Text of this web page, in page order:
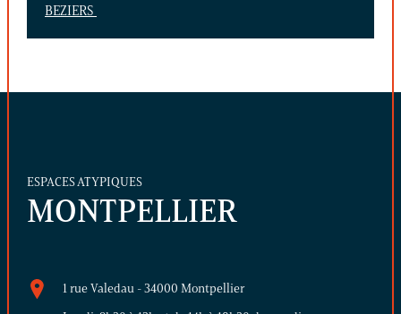
BEZIERS
ESPACES ATYPIQUES
MONTPELLIER
1 rue Valedau - 34000 Montpellier